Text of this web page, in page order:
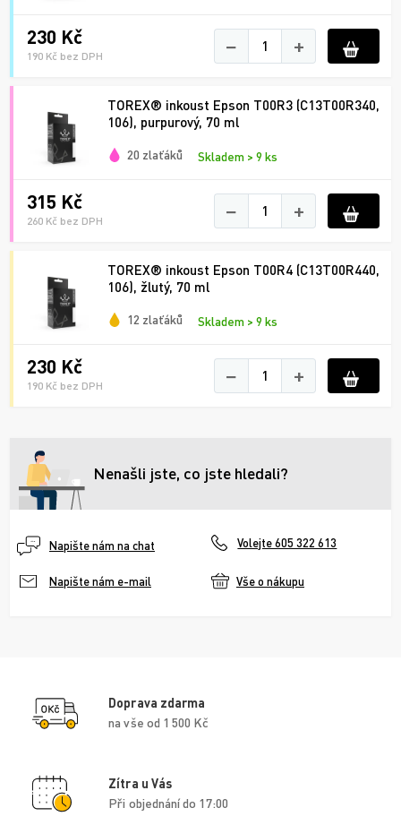
230 Kč
190 Kč bez DPH − +
TOREX® inkoust Epson T00R3 (C13T00R340,
106), purpurový, 70 ml
20 zlaťáků Skladem > 9 ks
315 Kč
260 Kč bez DPH − +
TOREX® inkoust Epson T00R4 (C13T00R440,
106), žlutý, 70 ml
12 zlaťáků Skladem > 9 ks
230 Kč
190 Kč bez DPH − +
Nenašli jste, co jste hledali?
Napište nám na chat Volejte 605 322 613
Napište nám e-mail Vše o nákupu
Doprava zdarma
na vše od 1 500 Kč
Zítra u Vás
Při objednání do 17:00